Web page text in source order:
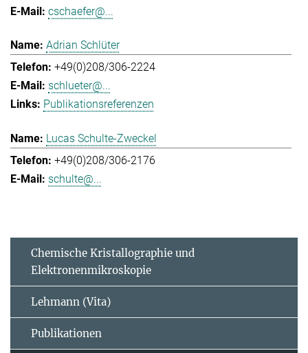
cschaefer@...
Adrian Schlüter
+49(0)208/306-2224
schlueter@...
Publikationsreferenzen
Lucas Schulte-Zweckel
+49(0)208/306-2176
schulte@...
Chemische Kristallographie und
Elektronenmikroskopie
Lehmann (Vita)
Publikationen